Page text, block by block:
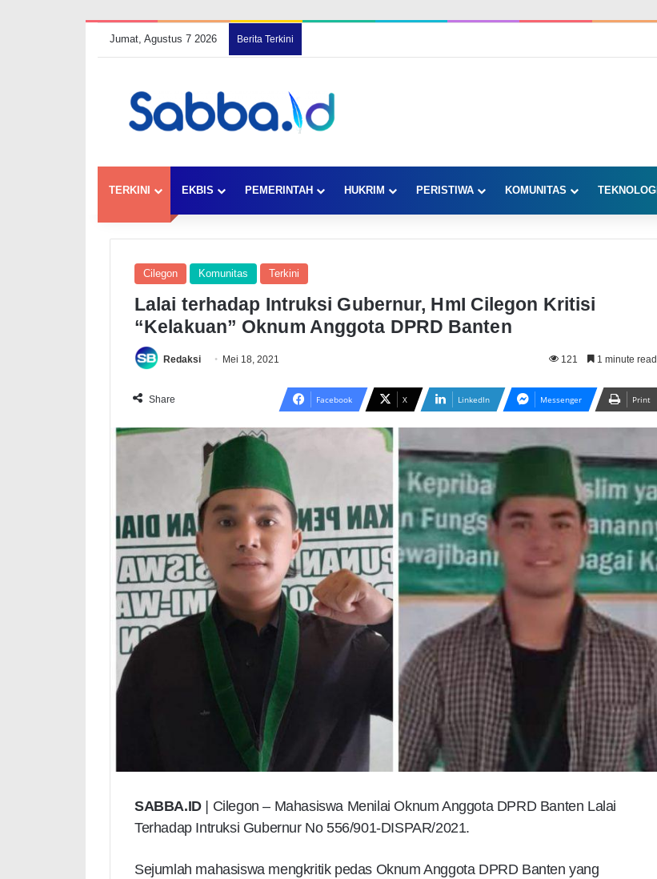
Jumat, Agustus 7 2026 Berita Terkini
TERKINI EKBIS PEMERINTAH HUKRIM PERISTIWA KOMUNITAS TEKNOLOGI
Cilegon Komunitas Terkini
Lalai terhadap Intruksi Gubernur, HmI Cilegon Kritisi
“Kelakuan” Oknum Anggota DPRD Banten
Redaksi Mei 18, 2021 121 1 minute read
Share Facebook X LinkedIn Messenger Print
SABBA.ID| Cilegon – Mahasiswa Menilai Oknum Anggota DPRD Banten Lalai
Terhadap Intruksi Gubernur No 556/901-DISPAR/2021.
Sejumlah mahasiswa mengkritik pedas Oknum Anggota DPRD Banten yang